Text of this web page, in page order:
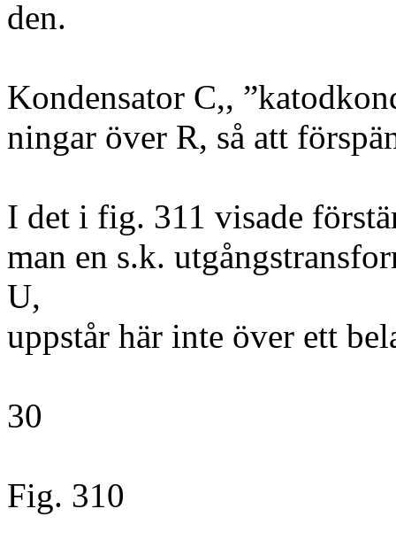
den.
Kondensator C,,
ningar över R, så att
I det i fig. 311 visade
man en s.k.
U,
uppstår här inte över ett
30
Fig. 310